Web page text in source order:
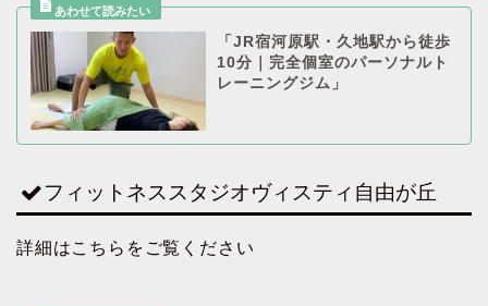
「JR宿河原駅・久地駅から徒歩
10分｜完全個室のパーソナルト
レーニングジム」
フィットネススタジオヴィスティ自由が丘
詳細はこちらをご覧ください